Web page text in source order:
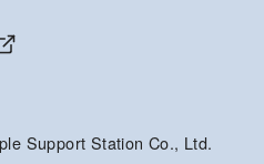
Support Station Co., Ltd.